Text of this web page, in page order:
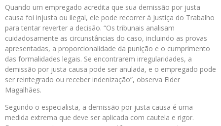
Quando um empregado acredita que sua demissão por justa
causa foi injusta ou ilegal, ele pode recorrer à Justiça do Trabalho
para tentar reverter a decisão. “Os tribunais analisam
cuidadosamente as circunstâncias do caso, incluindo as provas
apresentadas, a proporcionalidade da punição e o cumprimento
das formalidades legais. Se encontrarem irregularidades, a
demissão por justa causa pode ser anulada, e o empregado pode
ser reintegrado ou receber indenização”, observa Elder
Magalhães.
Segundo o especialista, a demissão por justa causa é uma
medida extrema que deve ser aplicada com cautela e rigor.